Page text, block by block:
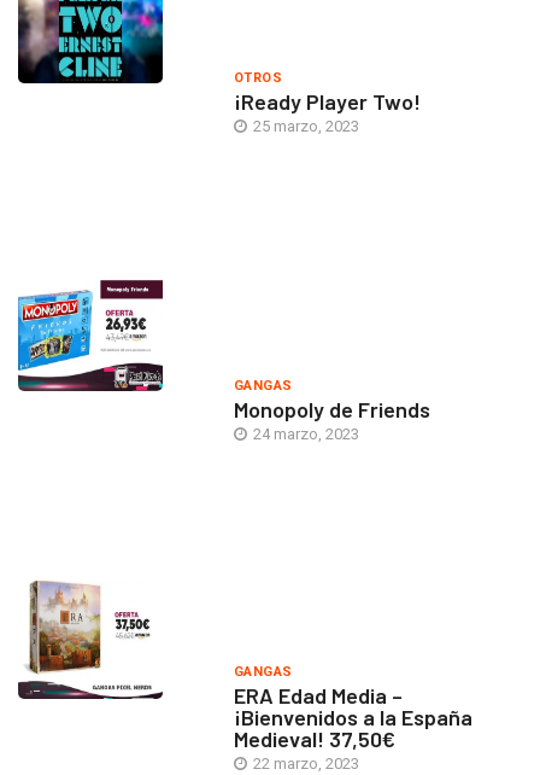
OTROS
¡Ready Player Two!
25 marzo, 2023
GANGAS
Monopoly de Friends
24 marzo, 2023
GANGAS
ERA Edad Media –
¡Bienvenidos a la España
Medieval! 37,50€
22 marzo, 2023